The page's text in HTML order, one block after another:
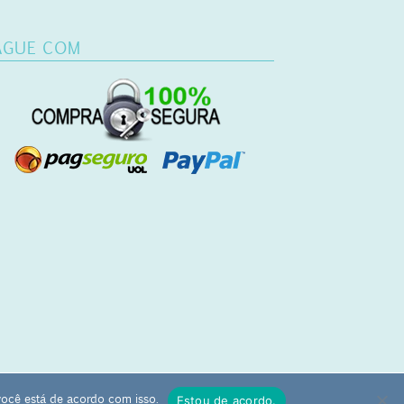
COM
está de acordo com isso. Estou de acordo.